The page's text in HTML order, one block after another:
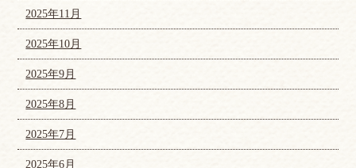
2025年11月
2025年10月
2025年9月
2025年8月
2025年7月
2025年6月